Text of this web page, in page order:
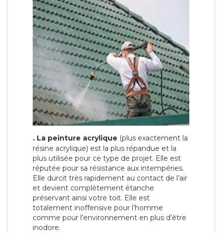
. La peinture acrylique (plus exactement la
résine acrylique) est la plus répandue et la
plus utilisée pour ce type de projet. Elle est
réputée pour sa résistance aux intempéries.
Elle durcit très rapidement au contact de l’air
et devient complètement étanche
préservant ainsi votre toit. Elle est
totalement inoffensive pour l’homme
comme pour l’environnement en plus d’être
inodore.